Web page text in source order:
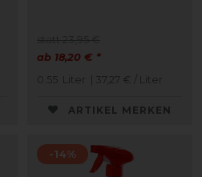
ab 18,20 € *
0.55 Liter | 37,27 € / Liter
ARTIKEL MERKEN
-14%